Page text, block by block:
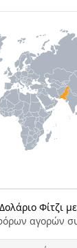
Δολάριο Φίτζι
αγορών